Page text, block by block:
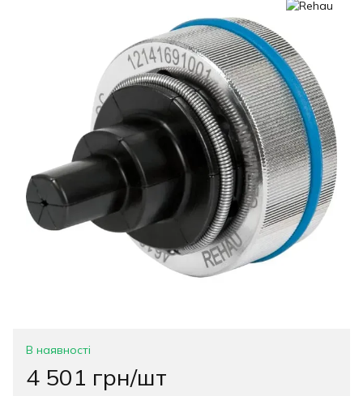
В наявності
4 501 грн/шт